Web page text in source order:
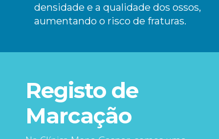
densidade e a qualidade dos ossos,
aumentando o risco de fraturas.
Registo de
Marcação